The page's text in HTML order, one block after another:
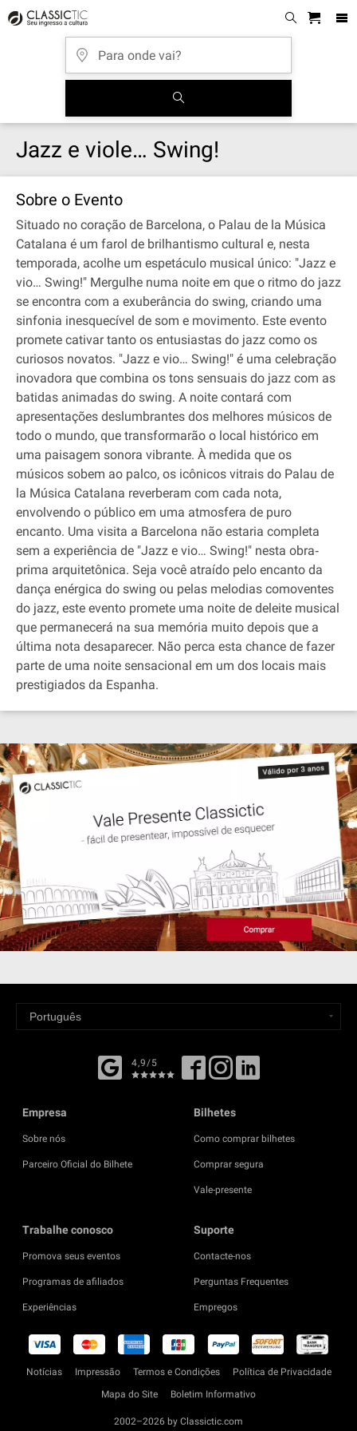
Jazz e viole… Swing!
Sobre o Evento
Situado no coração de Barcelona, o Palau de la Música
Catalana é um farol de brilhantismo cultural e, nesta
temporada, acolhe um espetáculo musical único: "Jazz e
vio… Swing!" Mergulhe numa noite em que o ritmo do jazz
se encontra com a exuberância do swing, criando uma
sinfonia inesquecível de som e movimento. Este evento
promete cativar tanto os entusiastas do jazz como os
curiosos novatos. "Jazz e vio… Swing!" é uma celebração
inovadora que combina os tons sensuais do jazz com as
batidas animadas do swing. A noite contará com
apresentações deslumbrantes dos melhores músicos de
todo o mundo, que transformarão o local histórico em
uma paisagem sonora vibrante. À medida que os
músicos sobem ao palco, os icônicos vitrais do Palau de
la Música Catalana reverberam com cada nota,
envolvendo o público em uma atmosfera de puro
encanto. Uma visita a Barcelona não estaria completa
sem a experiência de "Jazz e vio… Swing!" nesta obra‐
prima arquitetônica. Seja você atraído pelo encanto da
dança enérgica do swing ou pelas melodias comoventes
do jazz, este evento promete uma noite de deleite musical
que permanecerá na sua memória muito depois que a
última nota desaparecer. Não perca esta chance de fazer
parte de uma noite sensacional em um dos locais mais
prestigiados da Espanha.
4,9/5
Empresa
Sobre nós
Parceiro Oficial do Bilhete
Bilhetes
Como comprar bilhetes
Comprar segura
Vale-presente
Trabalhe conosco
Promova seus eventos
Programas de afiliados
Experiências
Suporte
Contacte-nos
Perguntas Frequentes
Empregos
Notícias Impressão Termos e Condições
Política de Privacidade
Mapa do Site
Boletim Informativo
2002–2026 by Classictic.com